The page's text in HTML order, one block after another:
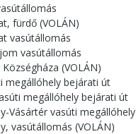
vasútállomás
fürdő (VOLÁN)
vasútállomás
vasútállomás
Községháza (VOLÁN)
megállóhely bejárati út
megállóhely
Vásártér vasúti
vasútállomás (VOLÁN)